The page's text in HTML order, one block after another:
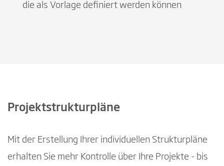
die als Vorlage definiert werden können
Projektstrukturpläne
Mit der Erstellung Ihrer individuellen Strukturpläne
erhalten Sie mehr Kontrolle über Ihre Projekte - bis